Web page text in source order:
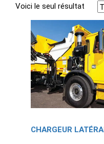
Voici le seul résultat
CHARGEUR